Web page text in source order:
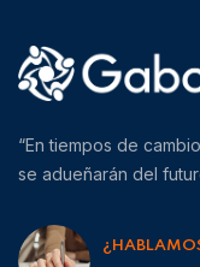
“En tiempos de
se adueñarán del